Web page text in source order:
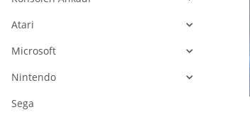
Atari
Microsoft
Nintendo
Sega